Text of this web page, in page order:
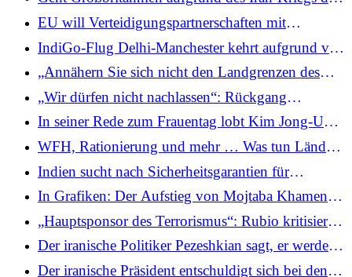
durch einen Brand zerstört wurde
Treibstoff aus? Zwei Tage lang wird Gas gelagert,
während der Konflikt eskaliert
EU will Verteidigungspartnerschaften mit
Australien, Island und Ghana unterzeichnen, sagt
Kallas
IndiGo-Flug Delhi-Manchester kehrt aufgrund von
Luftraumbeschränkungen in Westasien nach sieben
Stunden zurück
„Annähern Sie sich nicht den Landgrenzen des
Iran …“: Indische Botschaft gibt neue Warnung an
Staatsangehörige heraus
„Wir dürfen nicht nachlassen“: Rückgang
chinesischer Luftangriffe alarmiert Taiwan
In seiner Rede zum Frauentag lobt Kim Jong-Un
Nordkoreas „körperlich schwache“ Frauen
WFH, Rationierung und mehr … Was tun Länder,
um die Folgen des Ölpreisanstiegs zu begrenzen?
Indien sucht nach Sicherheitsgarantien für
dringende Treibstofflieferungen, da der Krieg in
Westasien die Ölpreise in die Höhe schnellen lässt
In Grafiken: Der Aufstieg von Mojtaba Khamenei,
Irans neuem Obersten Führer
„Hauptsponsor des Terrorismus“: Rubio kritisiert
Iran und sagt, US-Mission gegen klerikales
Regime werde die Welt „sicherer“ machen
Der iranische Politiker Pezeshkian sagt, er werde
sich den USA und Israel nicht ergeben, während
Der iranische Präsident entschuldigt sich bei den